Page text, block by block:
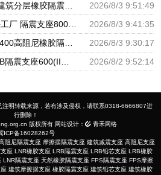
2026/8/3 9:51:49
2026/8/3 9:41:35
2026/8/3 9:30:17
2026/8/2 9:52:14
注明转载来源，若有涉及侵权，请联系0318-6666807进
行删除！
版权所有 网站设计：
青禾网络
ICP备16028262号
阻尼隔震支座 摩擦摆隔震支座 建筑减震支座 高阻尼支座
座 LNR橡胶支座 LRB隔震支座 LRB铅芯支座 LRB橡胶
LNR隔震支座 天然橡胶隔震支座 FPS隔震支座 FPS摩擦
建筑摩擦摆支座 橡胶隔震支座 建筑铅芯支座 建筑橡胶